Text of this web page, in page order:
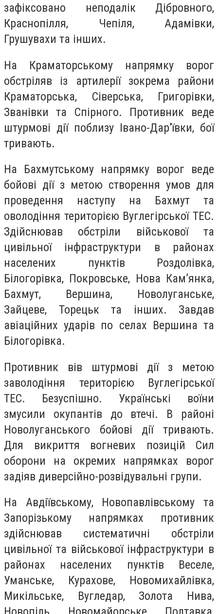
зафіксовано неподалік Дібровного,
Краснопілля, Чепіля, Адамівки,
Грушувахи та інших.
На Краматорському напрямку ворог
обстріляв із артилерії зокрема райони
Краматорська, Сіверська, Григорівки,
Званівки та Спірного. Противник веде
штурмові дії поблизу Івано-Дар’ївки, бої
тривають.
На Бахмутському напрямку ворог веде
бойові дії з метою створення умов для
проведення наступу на Бахмут та
оволодіння територією Вуглегірської ТЕС.
Здійснював обстріли військової та
цивільної інфраструктури в районах
населених пунктів Роздолівка,
Білогорівка, Покровське, Нова Кам’янка,
Бахмут, Вершина, Новолуганське,
Зайцеве, Торецьк та інших. Завдав
авіаційних ударів по селах Вершина та
Білогорівка.
Противник вів штурмові дії з метою
заволодіння територією Вуглегірської
ТЕС. Безуспішно. Українські воїни
змусили окупантів до втечі. В районі
Новолуганського бойові дії тривають.
Для викриття вогневих позицій Сил
оборони на окремих напрямках ворог
задіяв диверсійно-розвідувальні групи.
На Авдіївському, Новопавлівському та
Запорізькому напрямках противник
здійснював систематичні обстріли
цивільної та військової інфраструктури в
районах населених пунктів Веселе,
Уманське, Курахове, Новомихайлівка,
Микільське, Вугледар, Золота Нива,